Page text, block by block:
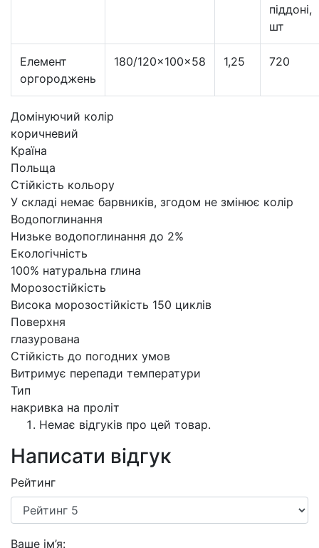
піддоні,
шт
Елемент
оргороджень
180/120×100×58 1,25 720
Домінуючий колір
коричневий
Країна
Польща
Стійкість кольору
У складі немає барвників, згодом не змінює колір
Водопоглинання
Низьке водопоглинання до 2%
Екологічність
100% натуральна глина
Морозостійкість
Висока морозостійкість 150 циклів
Поверхня
глазурована
Стійкість до погодних умов
Витримує перепади температури
Тип
накривка на проліт
Немає відгуків про цей товар.
Написати відгук
Рейтинг
Ваше ім’я: